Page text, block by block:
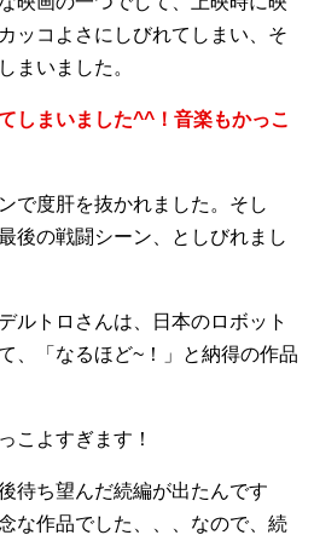
ッコよさにしびれてしまい、そ
まいました。
しまいました^^！音楽もかっこ
で度肝を抜かれました。そし
後の戦闘シーン、としびれまし
ルトロさんは、日本のロボット
、「なるほど~！」と納得の作品
こよすぎます！
待ち望んだ続編が出たんです
な作品でした、、、なので、続